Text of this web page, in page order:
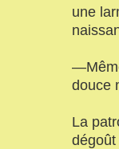
une
douce
La
dégoût